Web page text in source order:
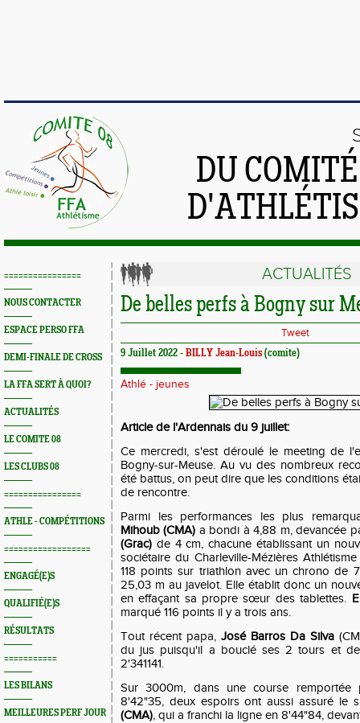
DU
================
NOUS CONTACTER
ESPACE PERSO FFA
DEMI-FINALE DE CROSS
LA FFA SERT À QUOI?
ACTUALITÉS
LE COMITE 08
LES CLUBS 08
================
ATHLE - COMPÉTITIONS
==================
ENGAGÉ(E)S
QUALIFIÉ(E)S
RÉSULTATS
===========
LES BILANS
MEILLEURES PERF JOUR
ACTUALITÉS
De belles perfs à Bogny sur
Tweet
9 Juillet 2022 - BILLY Jean-Louis(comite)
Athlé - jeunes
Article de l'Ardennais du 9 juillet:
Ce mercredi, s'est déroulé le meeting de
Bogny-sur-Meuse. Au vu des nombreux
été battus, on peut dire que les conditions
de rencontre.
Parmi les performances les plus
Mihoub (CMA) a bondi à 4,88 m, devancée
(Grac) de 4 cm, chacune établissant un
sociétaire du Charleville-Mézières
118 points sur triathlon avec un chrono de
25,03 m au javelot. Elle établit donc un
en effaçant sa propre sœur des tablettes.
marqué 116 points il y a trois ans.
Tout récent papa, José Barros Da Silva
du jus puisqu'il a bouclé ses 2 tours et
2'341141.
Sur 3000m, dans une course
8'42"35, deux espoirs ont aussi assuré le
(CMA), qui a franchi la ligne en 8'44"84,